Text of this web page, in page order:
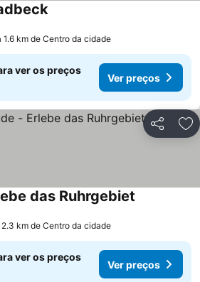
1.6 km de Centro da cidade
ver os preços
Ver preços
Partilhar
das Ruhrgebiet
2.3 km de Centro da cidade
ver os preços
Ver preços